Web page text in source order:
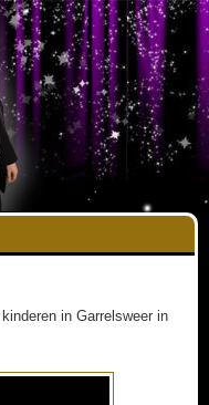
in Garrelsweer in